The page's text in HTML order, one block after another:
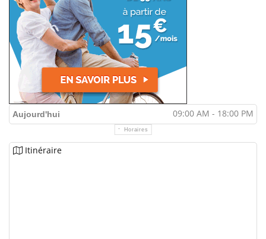
Aujourd'hui 09:00 AM - 18:00 PM
Horaires
Itinéraire